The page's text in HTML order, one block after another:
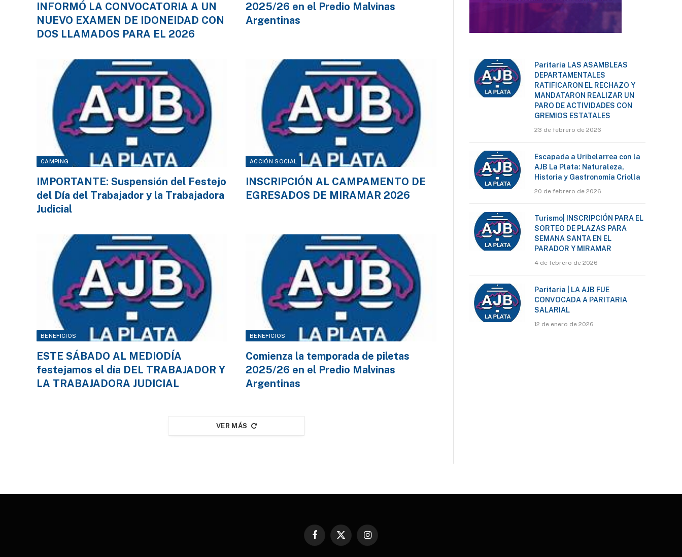
INFORMÓ LA CONVOCATORIA A UN
NUEVO EXAMEN DE IDONEIDAD CON
DOS LLAMADOS PARA EL 2026
2025/26 en el Predio Malvinas
Argentinas
CAMPING
IMPORTANTE: Suspensión del Festejo
del Día del Trabajador y la Trabajadora
Judicial
ACCIÓN SOCIAL
INSCRIPCIÓN AL CAMPAMENTO DE
EGRESADOS DE MIRAMAR 2026
BENEFICIOS
ESTE SÁBADO AL MEDIODÍA
festejamos el día DEL TRABAJADOR Y
LA TRABAJADORA JUDICIAL
BENEFICIOS
Comienza la temporada de piletas
2025/26 en el Predio Malvinas
Argentinas
VER MÁS
Paritaria LAS ASAMBLEAS
DEPARTAMENTALES
RATIFICARON EL RECHAZO Y
MANDATARON REALIZAR UN
PARO DE ACTIVIDADES CON
GREMIOS ESTATALES
23 de febrero de 2026
Escapada a Uribelarrea con la
AJB La Plata: Naturaleza,
Historia y Gastronomía Criolla
20 de febrero de 2026
Turismo| INSCRIPCIÓN PARA EL
SORTEO DE PLAZAS PARA
SEMANA SANTA EN EL
PARADOR Y MIRAMAR
4 de febrero de 2026
Paritaria | LA AJB FUE
CONVOCADA A PARITARIA
SALARIAL
12 de enero de 2026
Facebook
X
Instagram